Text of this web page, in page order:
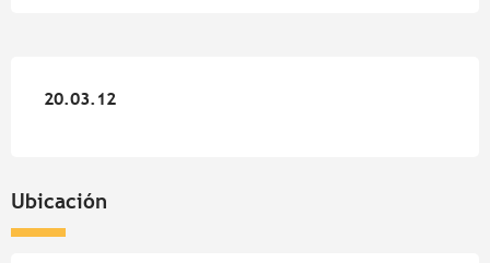
20.03.12
20.03.12
Ubicación